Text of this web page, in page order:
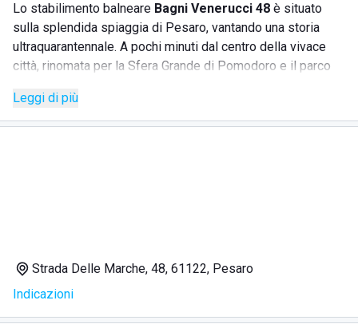
Lo stabilimento balneare Bagni Venerucci 48 è situato
sulla splendida spiaggia di Pesaro, vantando una storia
ultraquarantennale. A pochi minuti dal centro della vivace
città, rinomata per la Sfera Grande di Pomodoro e il parco
godersi una vacanza completa. Bagni Venerucci 48 si trova
su una spiaggia incantevole, con il verde delle colline a fare
Servizio bar impeccabile con colazioni, panini e aperitivi
al tramonto
Leggi di più
Strada Delle Marche, 48, 61122, Pesaro
Indicazioni